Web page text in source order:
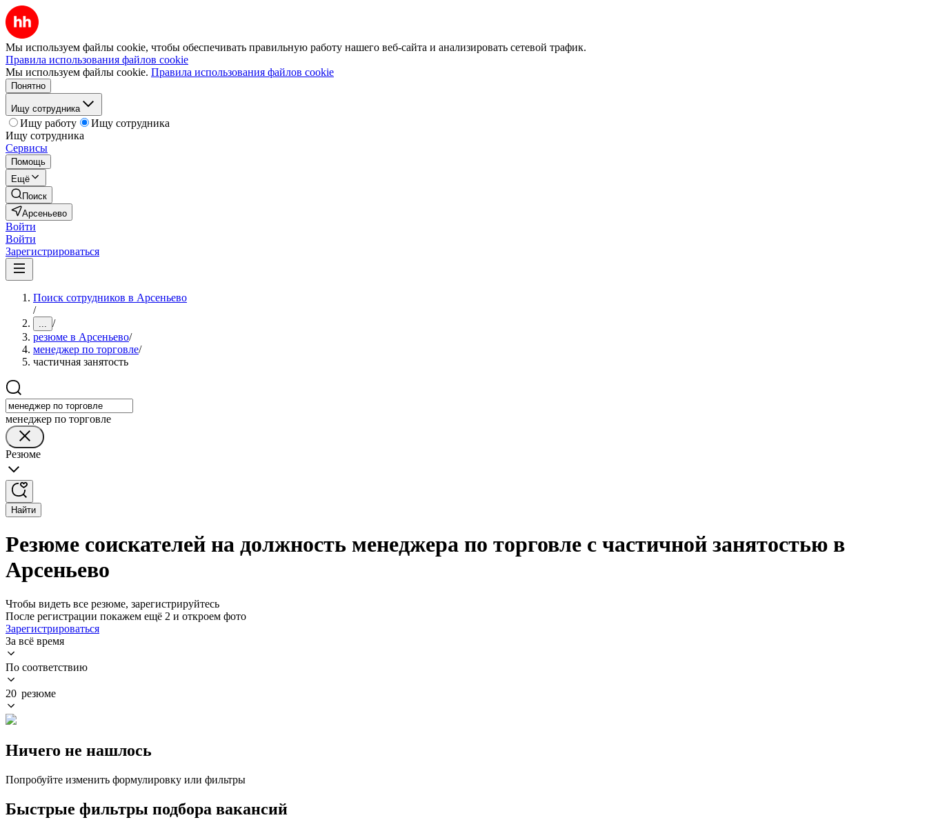
Мы используем файлы cookie, чтобы обеспечивать правильную работу нашего веб-сайта и анализировать сетевой трафик.
Правила использования файлов cookie
Мы используем файлы cookie. Правила использования файлов cookie
Понятно
Ищу сотрудника
Ищу работу
Ищу сотрудника
Ищу сотрудника
Сервисы
Помощь
Ещё
Поиск
Арсеньево
Войти
Войти
Зарегистрироваться
Поиск сотрудников в Арсеньево
/
... /
резюме в Арсеньево/
менеджер по торговле/
частичная занятость
менеджер по торговле
Резюме
Найти
Резюме соискателей на должность менеджера по торговле с частичной занятостью в
Арсеньево
Чтобы видеть все резюме, зарегистрируйтесь
После регистрации покажем ещё 2 и откроем фото
Зарегистрироваться
За всё время
По соответствию
20 резюме
Ничего не нашлось
Попробуйте изменить формулировку или фильтры
Быстрые фильтры подбора вакансий